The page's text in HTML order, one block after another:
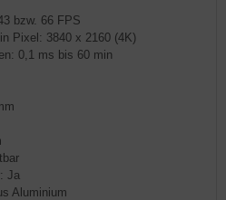
bzw. 66 FPS
Pixel: 3840 x 2160 (4K)
0,1 ms bis 60 min
Ja
Aluminium